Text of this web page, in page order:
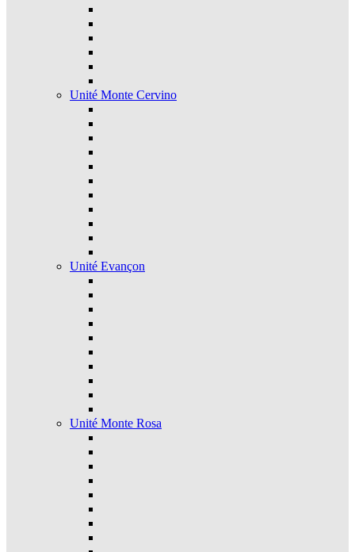
Unité Monte Cervino
Unité Evançon
Unité Monte Rosa